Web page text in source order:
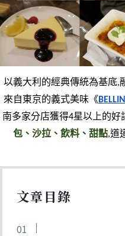
以義大利的經典傳統為基底,
來自東京的義式美味《
南多家分店獲得4星以上的好
包、沙拉、飲料、甜點,道
文章目錄